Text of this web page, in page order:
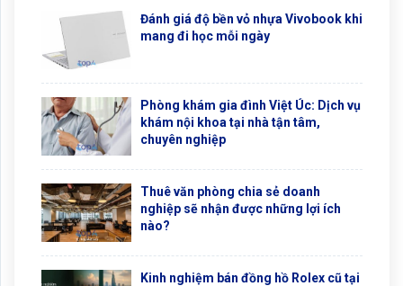
Đánh giá độ bền vỏ nhựa Vivobook khi
mang đi học mỗi ngày
Phòng khám gia đình Việt Úc: Dịch vụ
khám nội khoa tại nhà tận tâm,
chuyên nghiệp
Thuê văn phòng chia sẻ doanh
nghiệp sẽ nhận được những lợi ích
nào?
Kinh nghiệm bán đồng hồ Rolex cũ tại